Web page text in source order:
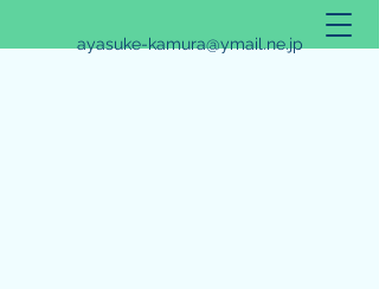
ayasuke-kamura@ymail.ne.jp